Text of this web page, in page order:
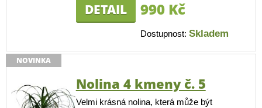
DETAIL 990 Kč
Dostupnost: Skladem
NOVINKA
Nolina 4 kmeny č. 5
Velmi krásná nolina, která může být